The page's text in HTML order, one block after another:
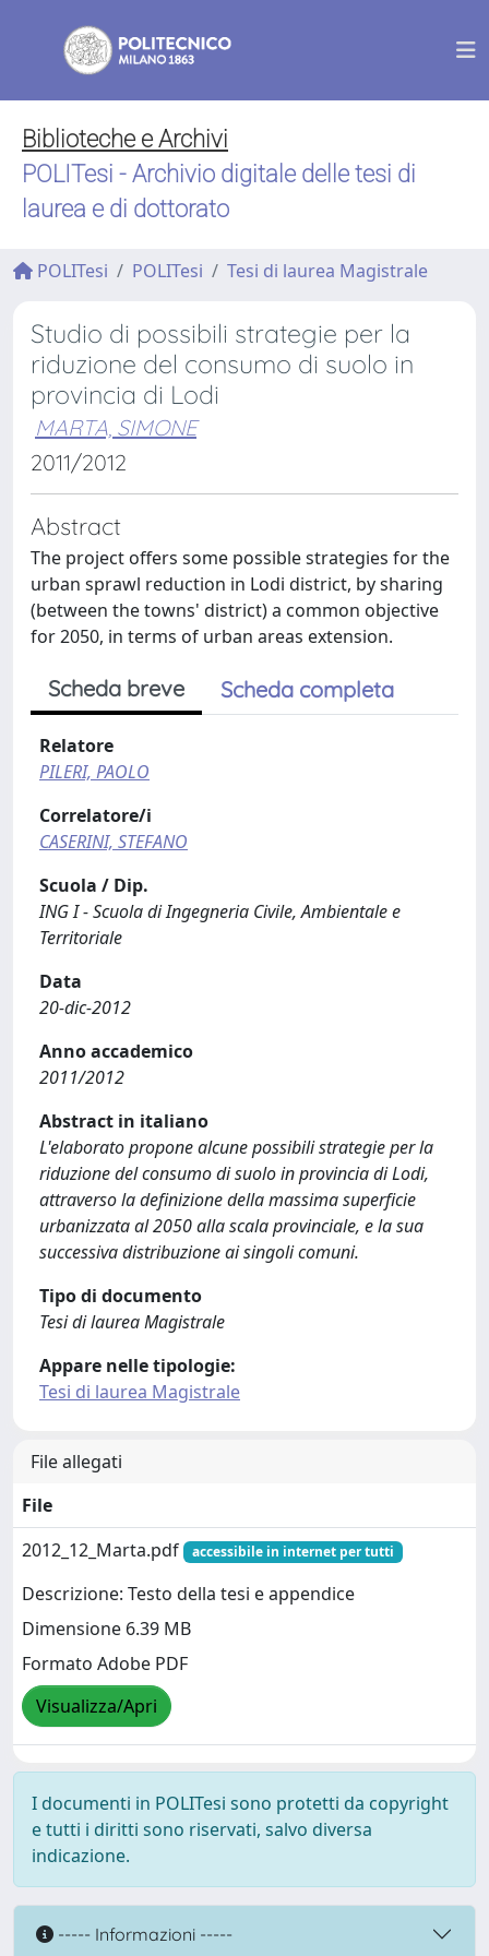
Biblioteche e Archivi
POLITesi - Archivio digitale delle tesi di
laurea e di dottorato
POLITesi POLITesi Tesi di laurea Magistrale
Studio di possibili strategie per la
riduzione del consumo di suolo in
provincia di Lodi
MARTA, SIMONE
2011/2012
Abstract
The project offers some possible strategies for the
urban sprawl reduction in Lodi district, by sharing
(between the towns' district) a common objective
for 2050, in terms of urban areas extension.
Scheda breve Scheda completa
Relatore
PILERI, PAOLO
Correlatore/i
CASERINI, STEFANO
Scuola / Dip.
ING I - Scuola di Ingegneria Civile, Ambientale e
Territoriale
Data
20-dic-2012
Anno accademico
2011/2012
Abstract in italiano
L'elaborato propone alcune possibili strategie per la
riduzione del consumo di suolo in provincia di Lodi,
attraverso la definizione della massima superficie
urbanizzata al 2050 alla scala provinciale, e la sua
successiva distribuzione ai singoli comuni.
Tipo di documento
Tesi di laurea Magistrale
Appare nelle tipologie:
Tesi di laurea Magistrale
File allegati
File
2012_12_Marta.pdf
accessibile in internet per tutti
Descrizione: Testo della tesi e appendice
Dimensione 6.39 MB
Formato Adobe PDF
Visualizza/Apri
I documenti in POLITesi sono protetti da copyright
e tutti i diritti sono riservati, salvo diversa
indicazione.
----- Informazioni -----